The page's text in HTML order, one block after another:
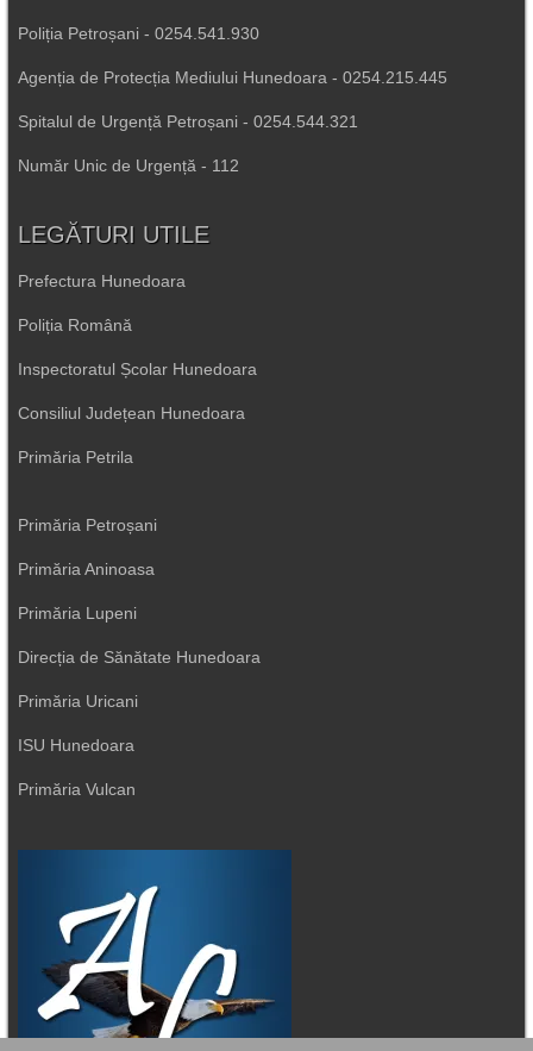
Poliția Petroșani - 0254.541.930
Agenția de Protecția Mediului Hunedoara - 0254.215.445
Spitalul de Urgență Petroșani - 0254.544.321
Număr Unic de Urgență - 112
LEGĂTURI UTILE
Prefectura Hunedoara
Poliția Română
Inspectoratul Școlar Hunedoara
Consiliul Județean Hunedoara
Primăria Petrila
Primăria Petroșani
Primăria Aninoasa
Primăria Lupeni
Direcția de Sănătate Hunedoara
Primăria Uricani
ISU Hunedoara
Primăria Vulcan